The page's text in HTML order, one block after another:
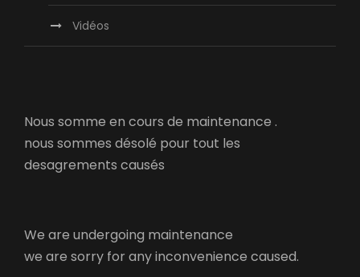
Vidéos
Nous somme en cours de maintenance .
nous sommes désolé pour tout les
desagrements causés
We are undergoing maintenance
we are sorry for any inconvenience caused.